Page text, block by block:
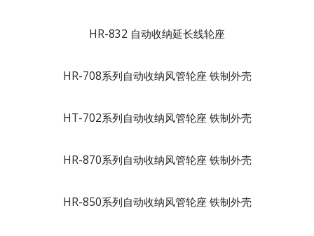
HR-832 自动收纳延长线轮座
HR-708系列自动收纳风管轮座 铁制外壳
HT-702系列自动收纳风管轮座 铁制外壳
HR-870系列自动收纳风管轮座 铁制外壳
HR-850系列自动收纳风管轮座 铁制外壳